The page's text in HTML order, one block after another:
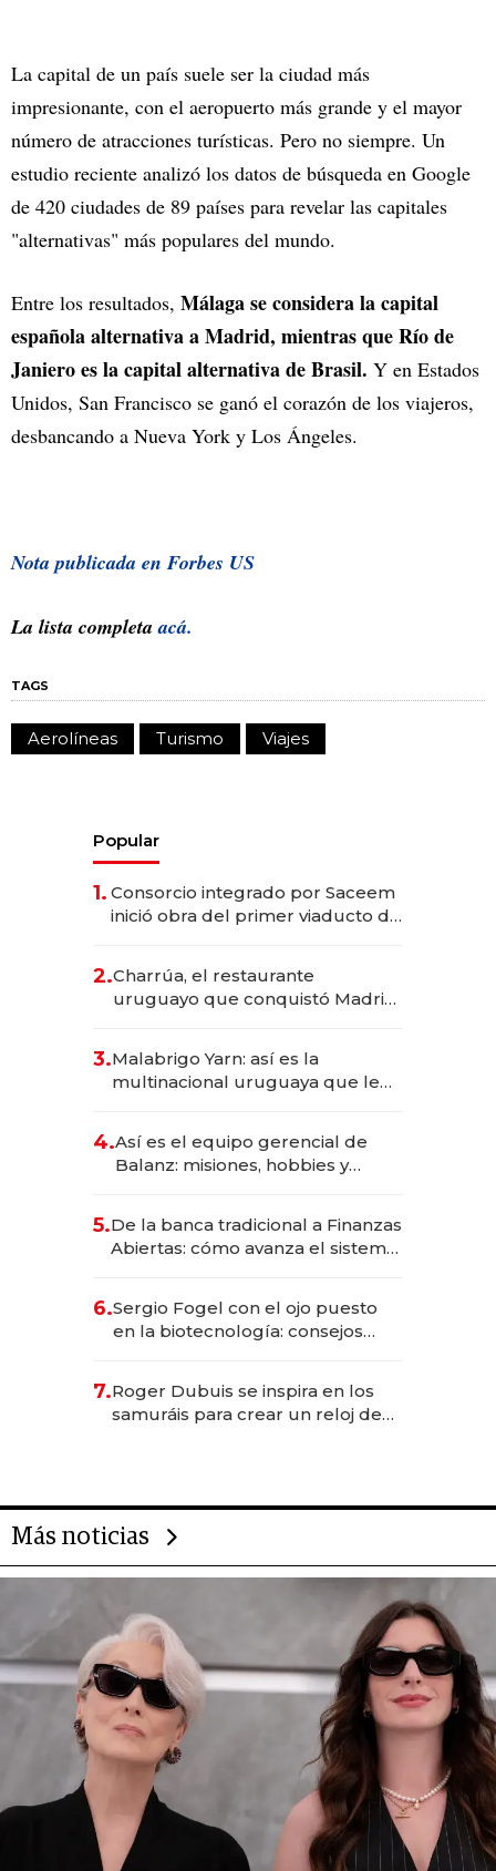
La capital de un país suele ser la ciudad más
impresionante, con el aeropuerto más grande y el mayor
número de atracciones turísticas. Pero no siempre. Un
estudio reciente analizó los datos de búsqueda en Google
de 420 ciudades de 89 países para revelar las capitales
"alternativas" más populares del mundo.
Entre los resultados, Málaga se considera la capital
española alternativa a Madrid, mientras que Río de
Janiero es la capital alternativa de Brasil. Y en Estados
Unidos, San Francisco se ganó el corazón de los viajeros,
desbancando a Nueva York y Los Ángeles.
Nota publicada en Forbes US
La lista completa acá.
TAGS
Aerolíneas Turismo Viajes
Popular
1. Consorcio integrado por Saceem
inició obra del primer viaducto de
millones
2.Charrúa, el restaurante
uruguayo que conquistó Madrid:
anticipación y prepara apertura
3.Malabrigo Yarn: así es la
multinacional uruguaya que le
4.Así es el equipo gerencial de
Balanz: misiones, hobbies y
5.De la banca tradicional a Finanzas
Abiertas: cómo avanza el sistema
6.Sergio Fogel con el ojo puesto
en la biotecnología: consejos
rol de la IA
7.Roger Dubuis se inspira en los
samuráis para crear un reloj de
Más noticias